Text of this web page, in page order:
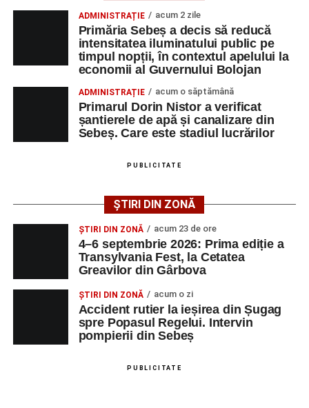
denumirea posturilor vacante din Săsciori, și datele de
contact ale angajatorilor, precum numere de telefon și
adrese de e-mail, pentru ca persoanele interesate să
poată solicita detalii despre condițiile de angajare,
Mai jos puteți consulta lista completă a locurilor de
muncă disponibile în comuna Săsciori la data de 4
august 2026, precum și datele de contact ale
LMV
TELEFON/E-
Technology Srl
OPERATOR LA
MASINI-UNELTE
CU COMANDA
NUMERICA
1 0752826367
ADMINISTRAȚIE acum 2 zile
Primăria Sebeș a decis să reducă
intensitatea iluminatului public pe
timpul nopții, în contextul apelului la
economii al Guvernului Bolojan
ADMINISTRAȚIE acum o săptămână
Primarul Dorin Nistor a verificat
șantierele de apă și canalizare din
Sebeș. Care este stadiul lucrărilor
PUBLICITATE
ȘTIRI DIN ZONĂ
ȘTIRI DIN ZONĂ acum 23 de ore
4–6 septembrie 2026: Prima ediție a
Transylvania Fest, la Cetatea
Greavilor din Gârbova
ȘTIRI DIN ZONĂ acum o zi
Accident rutier la ieșirea din Șugag
spre Popasul Regelui. Intervin
pompierii din Sebeș
PUBLICITATE